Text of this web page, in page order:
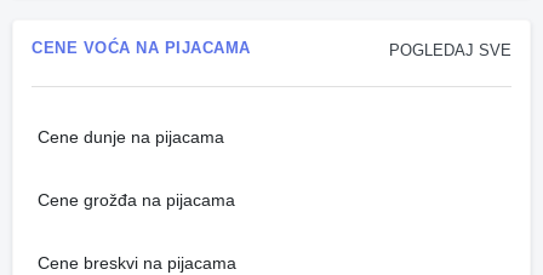
POGLEDAJ SVE
CENE VOĆA NA PIJACAMA
Cene dunje na pijacama
Cene grožđa na pijacama
Cene breskvi na pijacama